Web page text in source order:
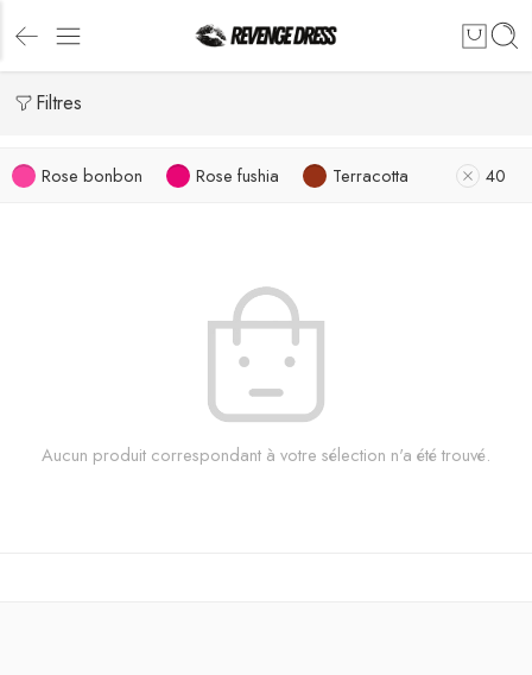
Filtres
Rose bonbon Rose fushia Terracotta 40
Aucun produit correspondant à votre sélection n'a été trouvé.